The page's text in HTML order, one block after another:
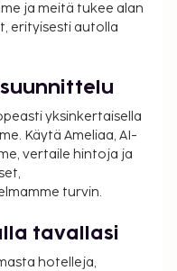
ja meitä tukee alan
erityisesti autolla
yksinkertaisella
Käytä Ameliaa, AI-
vertaile hintoja ja
turvin.
tavallasi
hotelleja,